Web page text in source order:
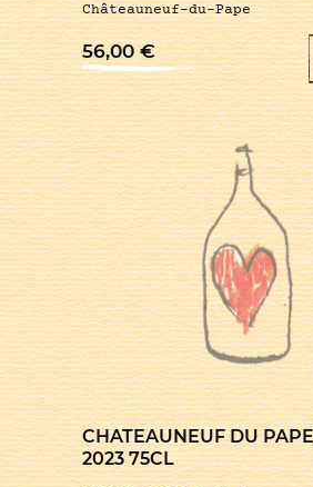
Châteauneuf-du-Pape
56,00€
CHATEAUNEUF DU
2023 75CL